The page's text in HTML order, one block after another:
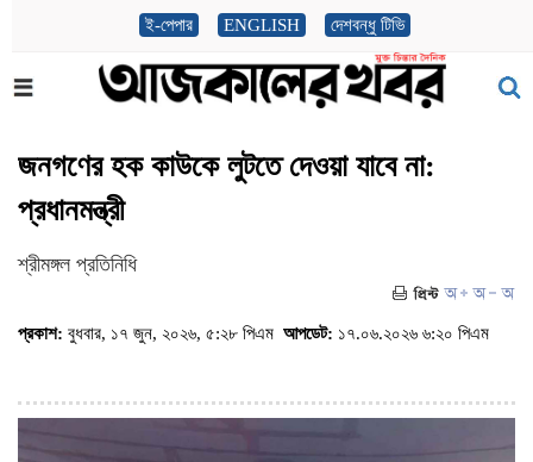
ই-পেপার ENGLISH দেশবন্ধু টিভি
জনগণের হক কাউকে লুটতে দেওয়া যাবে না:
প্রধানমন্ত্রী
শ্রীমঙ্গল প্রতিনিধি
প্রকাশ: বুধবার, ১৭ জুন, ২০২৬, ৫:২৮ পিএম আপডেট: ১৭.০৬.২০২৬ ৬:২০ পিএম